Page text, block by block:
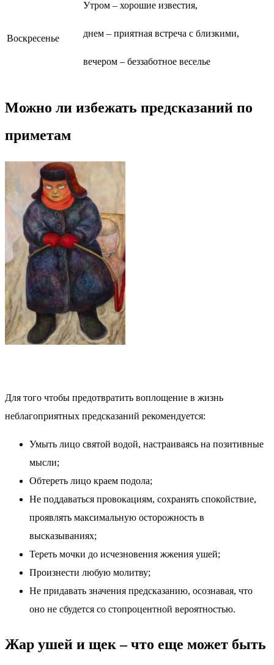
Воскресенье
Утром – хорошие известия,
днем – приятная встреча с близкими,
вечером – беззаботное веселье
Можно ли избежать предсказаний по
приметам
Для того чтобы предотвратить воплощение в жизнь
неблагоприятных предсказаний рекомендуется:
Умыть лицо святой водой, настраиваясь на позитивные
мысли;
Обтереть лицо краем подола;
Не поддаваться провокациям, сохранять спокойствие,
проявлять максимальную осторожность в
высказываниях;
Тереть мочки до исчезновения жжения ушей;
Произнести любую молитву;
Не придавать значения предсказанию, осознавая, что
оно не сбудется со стопроцентной вероятностью.
Жар ушей и щек – что еще может быть